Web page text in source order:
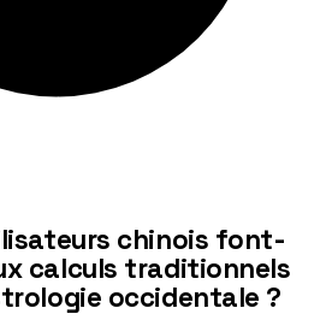
chinois font-
calculs traditionnels
occidentale ?